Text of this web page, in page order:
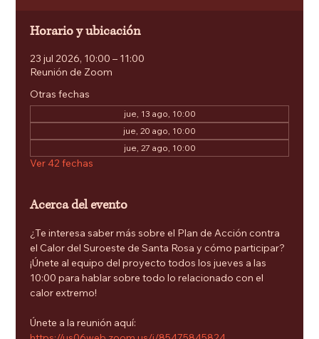
Horario y ubicación
23 jul 2026, 10:00 – 11:00
Reunión de Zoom
Otras fechas
jue, 13 ago, 10:00
jue, 20 ago, 10:00
jue, 27 ago, 10:00
Ver 42 fechas
Acerca del evento
¿Te interesa saber más sobre el Plan de Acción contra
el Calor del Suroeste de Santa Rosa y cómo participar?
¡Únete al equipo del proyecto todos los jueves a las
10:00 para hablar sobre todo lo relacionado con el
calor extremo!
Únete a la reunión aquí: